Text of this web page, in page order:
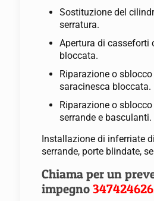
Sostituzione del
serratura.
Apertura di casseforti
bloccata.
Riparazione o
saracinesca bloccata.
Riparazione o
serrande e basculanti.
Installazione di inferriate
serrande, porte blindate,
Chiama per un
impegno